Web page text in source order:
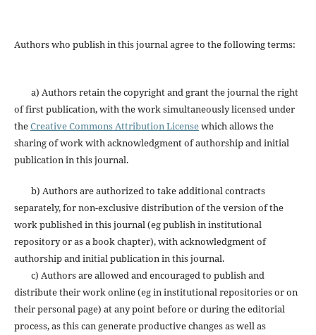
Authors who publish in this journal agree to the following terms:
a) Authors retain the copyright and grant the journal the right
of first publication, with the work simultaneously licensed under
theCreative Commons Attribution Licensewhich allows the
sharing of work with acknowledgment of authorship and initial
publication in this journal.
b) Authors are authorized to take additional contracts
separately, for non-exclusive distribution of the version of the
work published in this journal (eg publish in institutional
repository or as a book chapter), with acknowledgment of
authorship and initial publication in this journal.
c) Authors are allowed and encouraged to publish and
distribute their work online (eg in institutional repositories or on
their personal page) at any point before or during the editorial
process, as this can generate productive changes as well as